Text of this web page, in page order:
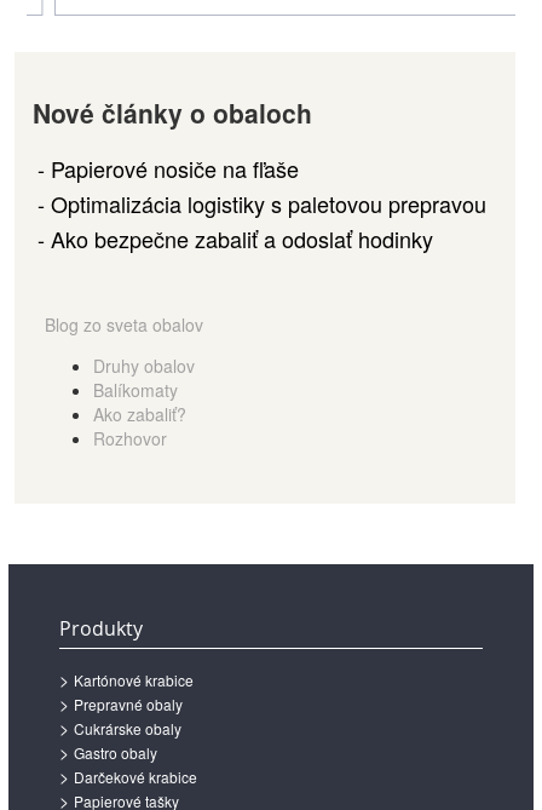
Nové články o obaloch
Papierové nosiče na fľaše
Optimalizácia logistiky s paletovou prepravou
Ako bezpečne zabaliť a odoslať hodinky
Blog zo sveta obalov
Druhy obalov
Balíkomaty
Ako zabaliť?
Rozhovor
Produkty
Kartónové krabice
Prepravné obaly
Cukrárske obaly
Gastro obaly
Darčekové krabice
Papierové tašky